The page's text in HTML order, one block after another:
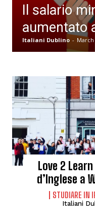
Il salario
aumentato
Italiani Dublino - March
Love 2
d’Inglese a
STUDIARE IN
Italiani